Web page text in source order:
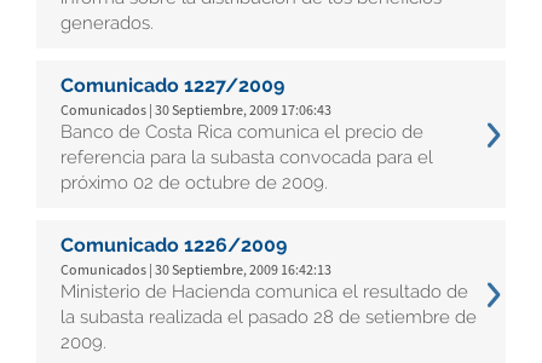
generados.
Comunicado 1227/2009
Comunicados | 30 Septiembre, 2009 17:06:43
Banco de Costa Rica comunica el precio de
referencia para la subasta convocada para el
próximo 02 de octubre de 2009.
Comunicado 1226/2009
Comunicados | 30 Septiembre, 2009 16:42:13
Ministerio de Hacienda comunica el resultado de
la subasta realizada el pasado 28 de setiembre de
2009.